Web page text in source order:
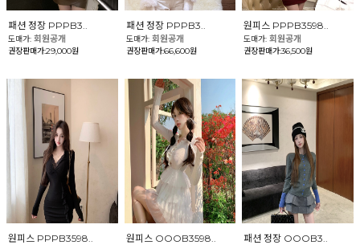
패션 정장 PPPB3..
도매가: 회원공개
권장판매가:29,000원
패션 정장 PPPB3..
도매가: 회원공개
권장판매가:66,600원
원피스 PPPB3598..
도매가:회원공개
권장판매가:36,500원
원피스 PPPB3598.. 원피스 OOOB3598.. 패션 정장 OOOB3..